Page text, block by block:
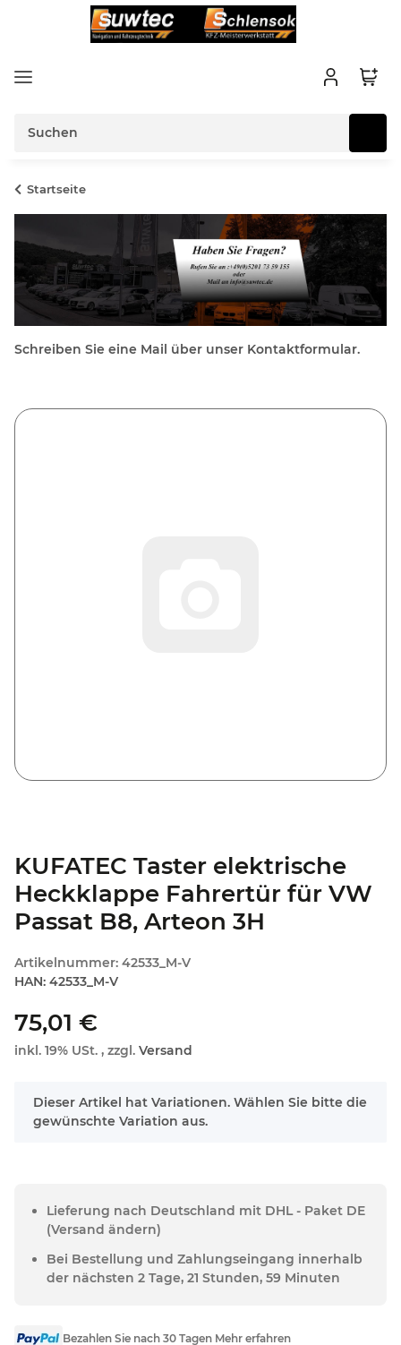
Startseite
Schreiben Sie eine Mail über unser Kontaktformular.
KUFATEC Taster elektrische
Heckklappe Fahrertür für VW
Passat B8, Arteon 3H
Artikelnummer: 42533_M-V
HAN: 42533_M-V
75,01 €
inkl. 19% USt. , zzgl. Versand
x
Dieser Artikel hat Variationen. Wählen Sie bitte die
gewünschte Variation aus.
Lieferung nach Deutschland mit DHL - Paket DE
(Versand ändern)
Bei Bestellung und Zahlungseingang innerhalb
der nächsten 2 Tage, 21 Stunden, 59 Minuten
Bezahlen Sie nach 30 Tagen Mehr erfahren